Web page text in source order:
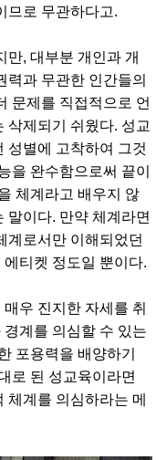
므로 무관하다고.
만, 대부분 개인과 개
력과 무관한 인간들의
문제를 직접적으로 언
삭제되기 쉬웠다. 성교
성별에 고착하여 그것
을 완수함으로써 끝이
체계라고 배우지 않
말이다. 만약 체계라면
계로서만 이해되었던
티켓 정도일 뿐이다.
우 진지한 자세를 취
경계를 의심할 수 있는
포용력을 배양하기
로 된 성교육이라면
체계를 의심하라는 메